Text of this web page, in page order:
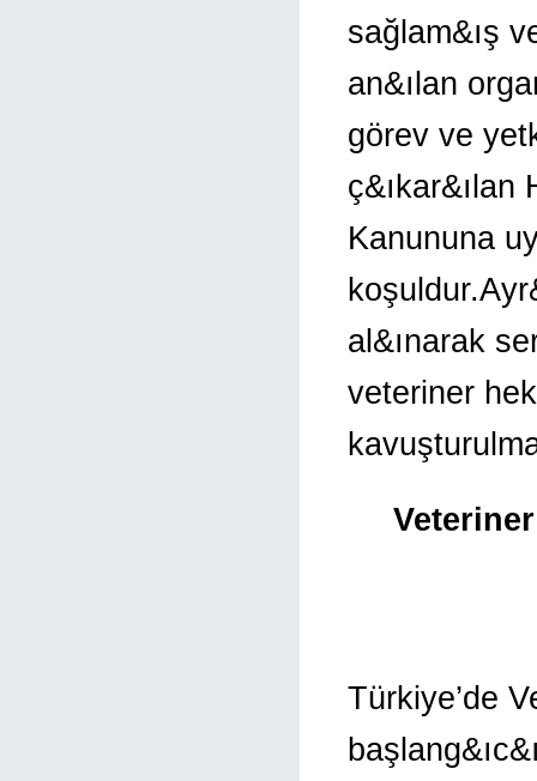
sağlam&ış
an&ılan
görev ve
ç&ıkar&ılan
Kanununa
al&ınarak
veteriner
Türkiye’de